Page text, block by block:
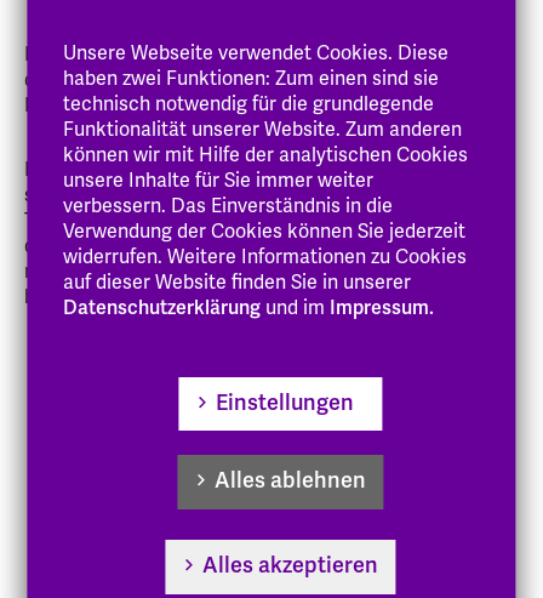
Die folgenden Videotutorials geben Ihnen Hinweise für
die Benutzung der Bibliothek der Evangelischen
Hochschule Hessen.
Die Videos bauen modular aufeinander auf. Sie können
sie also der Reihe nach aufrufen oder direkt zu dem
Thema springen, das Sie interessiert. Es kann aber sein,
dass Vorgänge in einem Video erwähnt, aber nicht
näher erläutert werden, da sie in einem anderen Video
behandelt werden.
Ihr Nutzerkonto – Verlängern entliehener Medien
Vormerkung ausgeliehener Medien
Bestellung von Medien aus dem Archiv
Unsere Webseite verwendet Cookies. Diese
haben zwei Funktionen: Zum einen sind sie
technisch notwendig für die grundlegende
Funktionalität unserer Website. Zum anderen
können wir mit Hilfe der analytischen Cookies
unsere Inhalte für Sie immer weiter
verbessern. Das Einverständnis in die
Verwendung der Cookies können Sie jederzeit
widerrufen. Weitere Informationen zu Cookies
auf dieser Website finden Sie in unserer
Datenschutzerklärung und im Impressum.
Einstellungen
Alles ablehnen
Alles akzeptieren